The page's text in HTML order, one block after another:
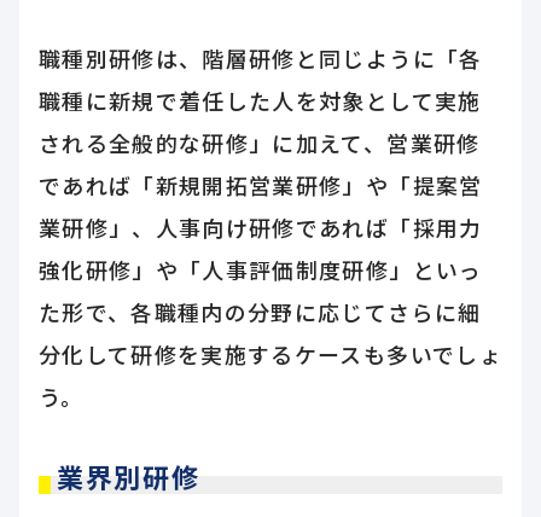
職種別研修は、階層研修と同じように「各
職種に新規で着任した人を対象として実施
される全般的な研修」に加えて、営業研修
であれば「新規開拓営業研修」や「提案営
業研修」、人事向け研修であれば「採用力
強化研修」や「人事評価制度研修」といっ
た形で、各職種内の分野に応じてさらに細
分化して研修を実施するケースも多いでしょ
う。
業界別研修